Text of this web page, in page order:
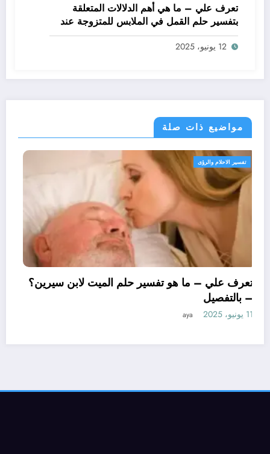
تعرف علي – ما هي أهم الدلالات المتعلقة
بتفسير حلم القمل في الملابس للمتزوجة عند
ابن سيرين؟ – بالتفصيل
12 يونيو، 2025
مواضيع ذات صلة
تفسير الاحلام والرؤى
تعرف علي – ما هو تفسير حلم الميت
حلم